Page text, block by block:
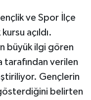
ve Spor İlçe
açıldı.
büyük ilgi gören
tarafından verilen
Gençlerin
belirten